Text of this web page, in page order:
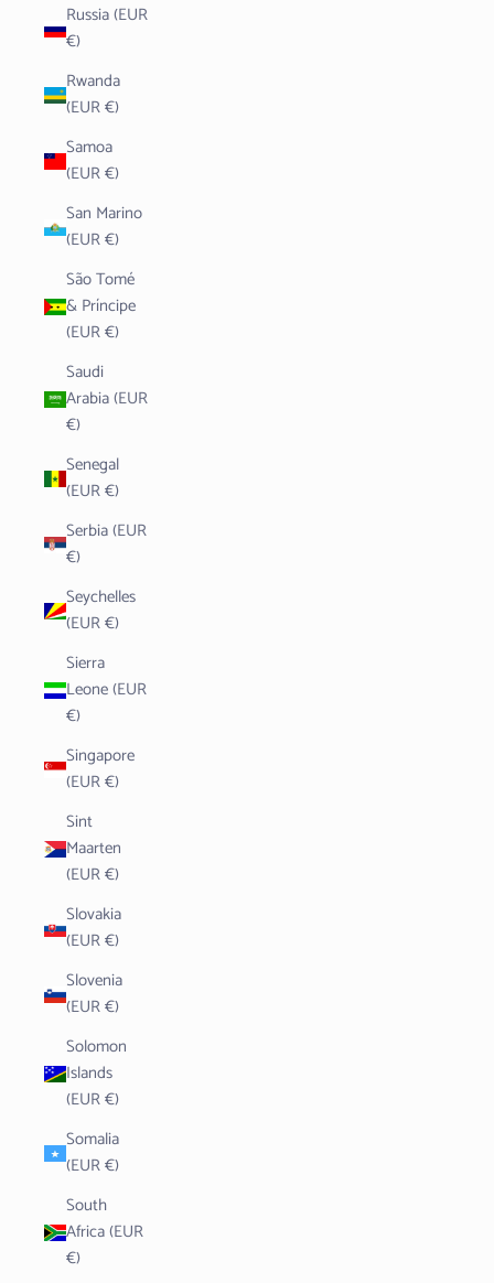
Russia (EUR
€)
Rwanda
(EUR €)
Samoa
(EUR €)
San Marino
(EUR €)
São Tomé
& Príncipe
(EUR €)
Saudi
Arabia (EUR
€)
Senegal
(EUR €)
Serbia (EUR
€)
Seychelles
(EUR €)
Sierra
Leone (EUR
€)
Singapore
(EUR €)
Sint
Maarten
(EUR €)
Slovakia
(EUR €)
Slovenia
(EUR €)
Solomon
Islands
(EUR €)
Somalia
(EUR €)
South
Africa (EUR
€)